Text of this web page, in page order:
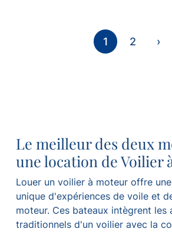
1 2 ›
Le meilleur des deux
une location de Voilier
Louer un voilier à moteur offre
unique d'expériences de voile et
moteur. Ces bateaux intègrent les
traditionnels d'un voilier avec la